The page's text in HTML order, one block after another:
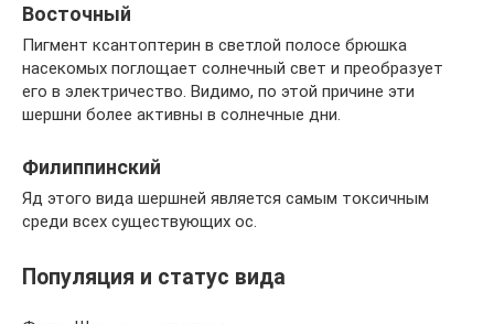
Восточный
Пигмент ксантоптерин в светлой полосе брюшка
насекомых поглощает солнечный свет и преобразует
его в электричество. Видимо, по этой причине эти
шершни более активны в солнечные дни.
Филиппинский
Яд этого вида шершней является самым токсичным
среди всех существующих ос.
Популяция и статус вида